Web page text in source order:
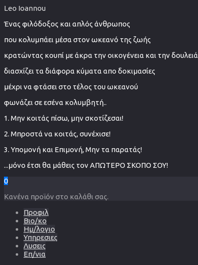
Leo Ioannou
Ένας φιλόδοξος και απλός άνθρωπος
που κολυμπάει μέσα στον ωκεανό της ζωής
κρατώντας κουπί με άκρα την οικογένεια και την δουλειά
διασχίζει τα διάφορα κύματα απο δοκιμασίες
μέχρι να φτάσει στο τέλος του ωκεανού
φωνάζει σε εσένα κολυμβητή..
1. Μην κοιτάς πίσω, μην σκοτίζεσαι!
2. Μπροστά να κοιτάς, συνέχισε!
3. Υπομονή και Επιμονή, Μην τα παρατάς!
...μόνο έτσι θα μάθεις τον ΑΠΩΤΕΡΟ ΣΚΟΠΟ ΣΟΥ!
0
Κανένα προϊόν στο καλάθι σας.
Προφιλ
Βιο/κο
Ημ/λογιο
Υπηρεσιες
Λυσεις
Επ/νια